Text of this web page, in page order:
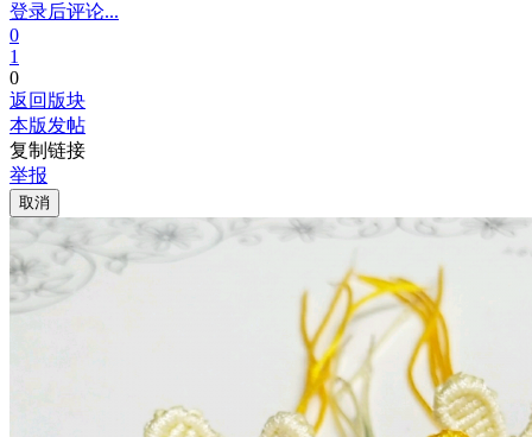
登录后评论...
0
1
0
返回版块
本版发帖
复制链接
举报
取消